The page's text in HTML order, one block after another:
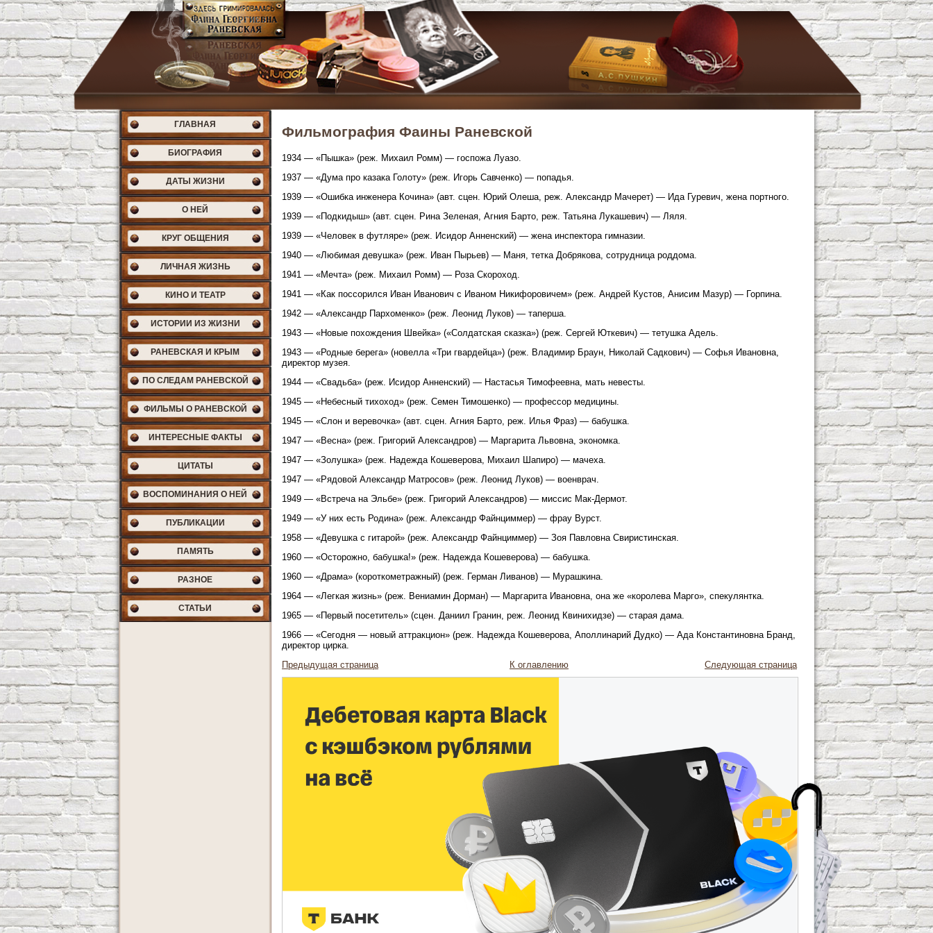
ГЛАВНАЯ
БИОГРАФИЯ
ДАТЫ ЖИЗНИ
О НЕЙ
КРУГ ОБЩЕНИЯ
ЛИЧНАЯ ЖИЗНЬ
КИНО И ТЕАТР
ИСТОРИИ ИЗ ЖИЗНИ
РАНЕВСКАЯ И КРЫМ
ПО СЛЕДАМ РАНЕВСКОЙ
ФИЛЬМЫ О РАНЕВСКОЙ
ИНТЕРЕСНЫЕ ФАКТЫ
ЦИТАТЫ
ВОСПОМИНАНИЯ О НЕЙ
ПУБЛИКАЦИИ
ПАМЯТЬ
РАЗНОЕ
СТАТЬИ
Фильмография Фаины Раневской
1934 — «Пышка» (реж. Михаил Ромм) — госпожа Луазо.
1937 — «Дума про казака Голоту» (реж. Игорь Савченко) — попадья.
1939 — «Ошибка инженера Кочина» (авт. сцен. Юрий Олеша, реж. Александр Мачерет) — Ида Гуревич, жена портного.
1939 — «Подкидыш» (авт. сцен. Рина Зеленая, Агния Барто, реж. Татьяна Лукашевич) — Ляля.
1939 — «Человек в футляре» (реж. Исидор Анненский) — жена инспектора гимназии.
1940 — «Любимая девушка» (реж. Иван Пырьев) — Маня, тетка Добрякова, сотрудница роддома.
1941 — «Мечта» (реж. Михаил Ромм) — Роза Скороход.
1941 — «Как поссорился Иван Иванович с Иваном Никифоровичем» (реж. Андрей Кустов, Анисим Мазур) — Горпина.
1942 — «Александр Пархоменко» (реж. Леонид Луков) — таперша.
1943 — «Новые похождения Швейка» («Солдатская сказка») (реж. Сергей Юткевич) — тетушка Адель.
1943 — «Родные берега» (новелла «Три гвардейца») (реж. Владимир Браун, Николай Садкович) — Софья Ивановна,
директор музея.
1944 — «Свадьба» (реж. Исидор Анненский) — Настасья Тимофеевна, мать невесты.
1945 — «Небесный тихоход» (реж. Семен Тимошенко) — профессор медицины.
1945 — «Слон и веревочка» (авт. сцен. Агния Барто, реж. Илья Фраз) — бабушка.
1947 — «Весна» (реж. Григорий Александров) — Маргарита Львовна, экономка.
1947 — «Золушка» (реж. Надежда Кошеверова, Михаил Шапиро) — мачеха.
1947 — «Рядовой Александр Матросов» (реж. Леонид Луков) — военврач.
1949 — «Встреча на Эльбе» (реж. Григорий Александров) — миссис Мак-Дермот.
1949 — «У них есть Родина» (реж. Александр Файнциммер) — фрау Вурст.
1958 — «Девушка с гитарой» (реж. Александр Файнциммер) — Зоя Павловна Свиристинская.
1960 — «Осторожно, бабушка!» (реж. Надежда Кошеверова) — бабушка.
1960 — «Драма» (короткометражный) (реж. Герман Ливанов) — Мурашкина.
1964 — «Легкая жизнь» (реж. Вениамин Дорман) — Маргарита Ивановна, она же «королева Марго», спекулянтка.
1965 — «Первый посетитель» (сцен. Даниил Гранин, реж. Леонид Квинихидзе) — старая дама.
1966 — «Сегодня — новый аттракцион» (реж. Надежда Кошеверова, Аполлинарий Дудко) — Ада Константиновна Бранд,
директор цирка.
Предыдущая страница
К оглавлению Следующая страница